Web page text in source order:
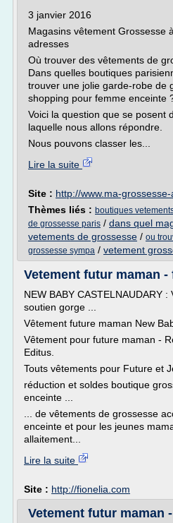
3 janvier 2016
Magasins vêtement Grossesse
adresses
Où trouver des vêtements de
Dans quelles boutiques
trouver une jolie garde-robe de
shopping pour femme enceinte
Voici la question que se posent
laquelle nous allons répondre.
Nous pouvons classer les...
Lire la suite
Site : http://www.ma-
Thèmes liés : boutiques
de grossesse paris / dans quel
vetements de grossesse / ou
grossesse sympa / vetement
Vetement futur maman
NEW BABY CASTELNAUDARY
soutien gorge ...
Vêtement future maman New
Vêtement pour future maman -
Editus.
Touts vêtements pour Future et
réduction et soldes boutique
enceinte ...
... de vêtements de grossesse
enceinte et pour les jeunes
allaitement...
Lire la suite
Site : http://fionelia.com
Vetement futur maman